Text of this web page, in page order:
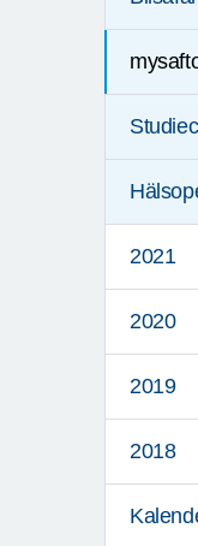
2021
2020
2019
2018